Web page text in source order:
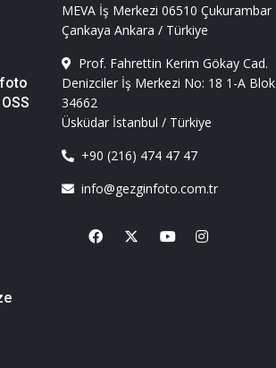
MEVA İş Merkezi 06510 Çukurambar
Çankaya Ankara / Türkiye
Prof. Fahrettin Kerim Gökay Cad.
Denizciler İş Merkezi No: 18 1-A Blok
34662
Üsküdar İstanbul / Türkiye
+90 (216) 474 47 47
info@gezginfoto.com.tr